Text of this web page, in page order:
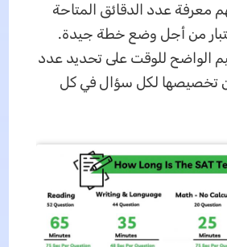
معرفة عدد الدقائق المتاحة
من أجل وضع خطة جيدة.
الواضح للوقت على تحديد عدد
تخصيصها لكل سؤال في كل